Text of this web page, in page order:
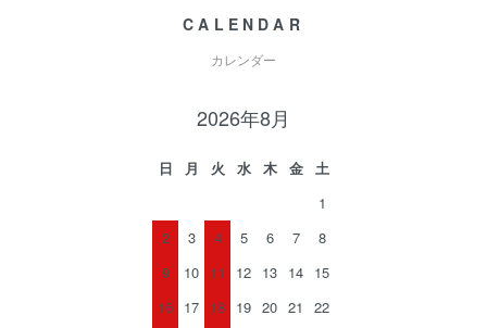
CALENDAR
カレンダー
2026年8月
日 月 火 水 木 金
土
1
2
3 4 5 6 7
8
9
10 11 12 13 14 15
16 17 18 19 20 21
22